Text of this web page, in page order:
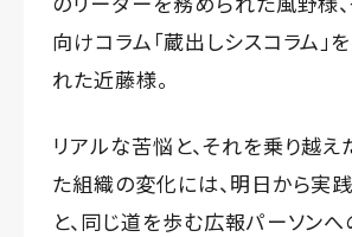
向けコラム「蔵出しシスコラム」
れた近藤様。
リアルな苦悩と、それを乗り越
た組織の変化には、明日から実
と、同じ道を歩む広報パーソン